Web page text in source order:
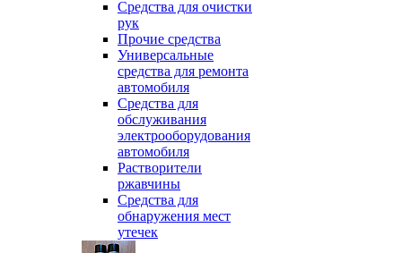
Средства для очистки
рук
Прочие средства
Универсальные
средства для ремонта
автомобиля
Средства для
обслуживания
электрооборудования
автомобиля
Растворители
ржавчины
Средства для
обнаружения мест
утечек